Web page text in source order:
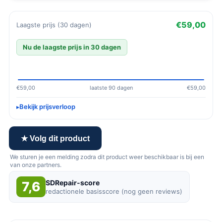
Laagste prijs (30 dagen) €59,00
Nu de laagste prijs in 30 dagen
€59,00 laatste 90 dagen €59,00
Bekijk prijsverloop
★ Volg dit product
We sturen je een melding zodra dit product weer beschikbaar is bij een
van onze partners.
7,6 SDRepair-score
redactionele basisscore (nog geen reviews)